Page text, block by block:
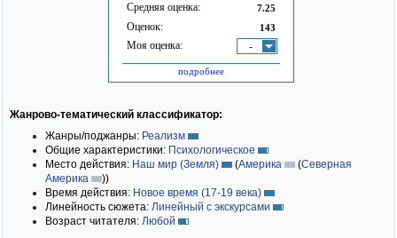
Средняя оценка: 7.25
Оценок: 143
Моя оценка: -
подробнее
Жанрово-тематический классификатор:
Жанры/поджанры: Реализм
Общие характеристики: Психологическое
Место действия: Наш мир (Земля) (Америка (Северная
Америка
))
Время действия: Новое время (17-19 века)
Линейность сюжета: Линейный с экскурсами
Возраст читателя: Любой